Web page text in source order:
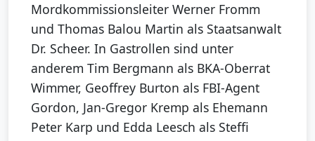
Mordkommissionsleiter Werner Fromm
und Thomas Balou Martin als Staatsanwalt
Dr. Scheer. In Gastrollen sind unter
anderem Tim Bergmann als BKA-Oberrat
Wimmer, Geoffrey Burton als FBI-Agent
Gordon, Jan-Gregor Kremp als Ehemann
Peter Karp und Edda Leesch als Steffi